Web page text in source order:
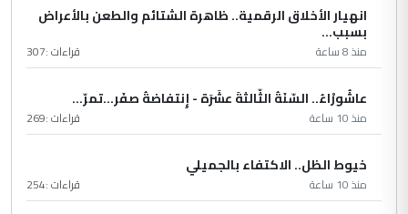
انهيار الأخلاق الرقمية.. ظاهرة الشتائم والطعن بالأعراض
بسبب...
منذ 8 ساعة قراءات :307
عاشُورْاءُ.. السّنَةُ الثّالثةَ عشَرَة - إِنتفاضةُ صفَر…تمرّ...
منذ 10 ساعة قراءات :269
خيوط الظل.. الاكتفاء بالجميلي
منذ 10 ساعة قراءات :254